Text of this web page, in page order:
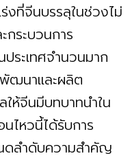
งที่จีนบรรลุในช่วงไม่
ระบวนการ
ระเทศจำนวนมาก
พัฒนาและผลิต
ห้จีนมีบทบาทนำใน
ไหวนี้ได้รับการ
ดลำดับความสำคัญ